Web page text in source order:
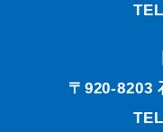
〒920-8203